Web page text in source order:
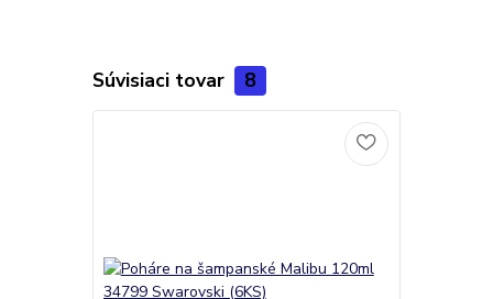
Súvisiaci tovar 8